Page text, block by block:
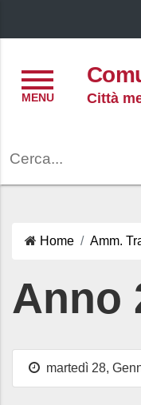
Città
Home Amm.
Anno
martedì 28,